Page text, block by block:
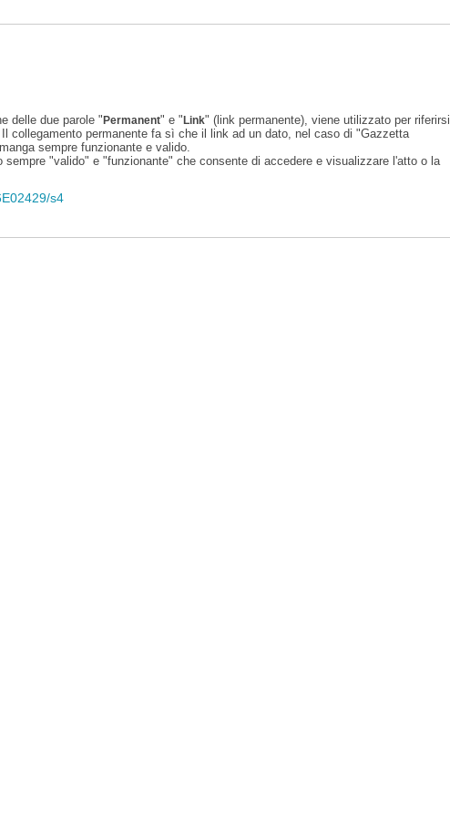
delle due parole "Permanent" e "Link" (link permanente), viene utilizzato per riferirsi
collegamento permanente fa sì che il link ad un dato, nel caso di "Gazzetta
sempre funzionante e valido.
sempre "valido" e "funzionante" che consente di accedere e visualizzare l'atto o la
s4